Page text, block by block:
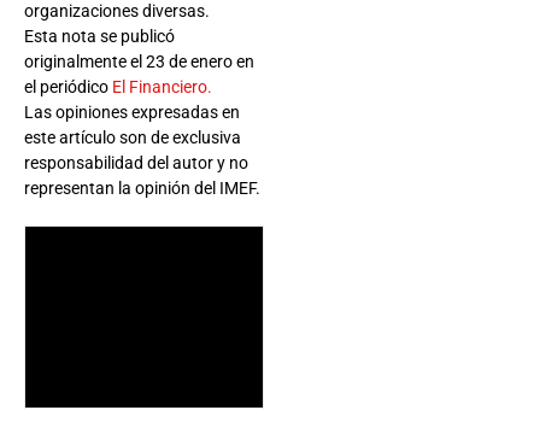
organizaciones diversas.
Esta nota se publicó
originalmente el 23 de enero en
el periódico El Financiero.
Las opiniones expresadas en
este artículo son de exclusiva
responsabilidad del autor y no
representan la opinión del IMEF.